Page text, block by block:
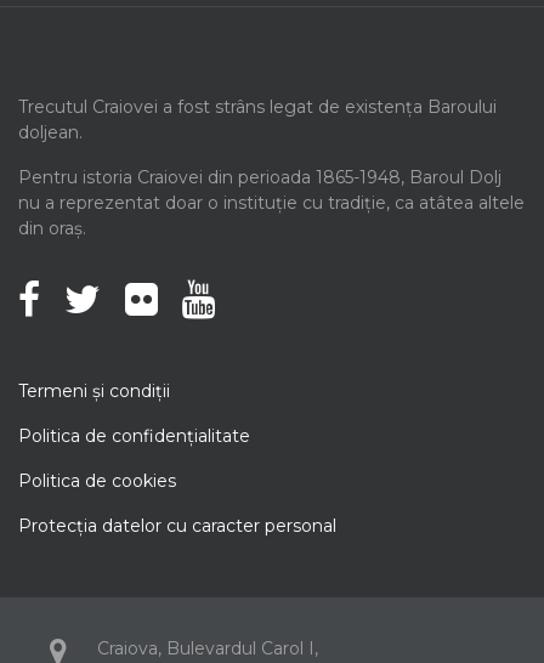
Trecutul Craiovei a fost strâns legat de existența Baroului
doljean.
Pentru istoria Craiovei din perioada 1865-1948, Baroul Dolj
nu a reprezentat doar o instituție cu tradiție, ca atâtea altele
din oraș.
Termeni şi condiţii
Politica de confidenţialitate
Politica de cookies
Protecţia datelor cu caracter personal
Craiova, Bulevardul Carol I,